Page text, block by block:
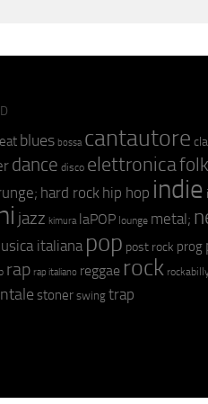
blues bossa cantautore
dance disco elettronicafolk
hard rock hip hop indie
jazz kimura laPOP lounge metal;
italiana pop post rock prog
rap rap italiano reggae rock
stoner swing trap